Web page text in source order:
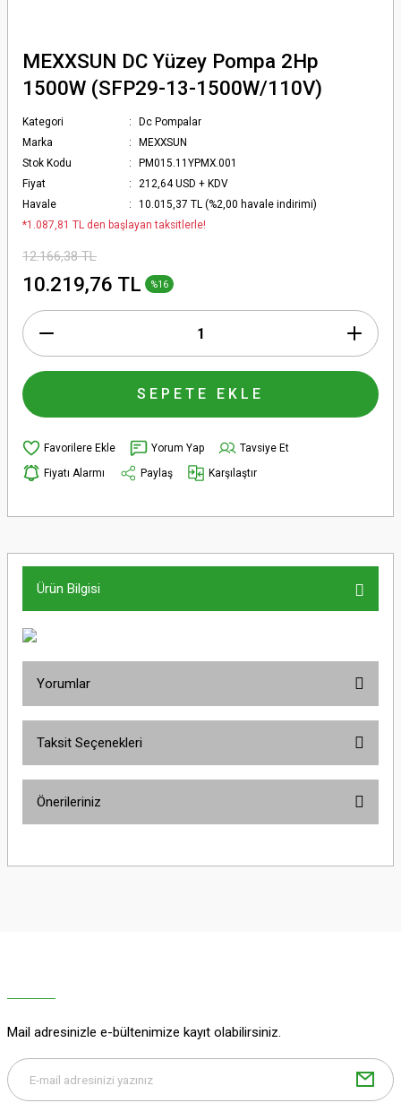
MEXXSUN DC Yüzey Pompa 2Hp
1500W (SFP29-13-1500W/110V)
Kategori
Dc Pompalar
Marka
MEXXSUN
Stok Kodu
PM015.11YPMX.001
Fiyat
212,64 USD + KDV
Havale
10.015,37 TL (%2,00 havale indirimi)
*1.087,81 TL den başlayan taksitlerle!
12.166,38 TL
10.219,76 TL %16
SEPETE EKLE
Yorum Yap
Tavsiye Et
Fiyatı Alarmı
Paylaş Karşılaştır
Ürün Bilgisi
Yorumlar
Taksit Seçenekleri
Önerileriniz
yetersiz gördüğünüz noktaları öneri formunu kullanarak tarafımıza
Bu ürüne benzer farklı alternatifler olmalı.
Mail adresinizle e-bültenimize kayıt olabilirsiniz.